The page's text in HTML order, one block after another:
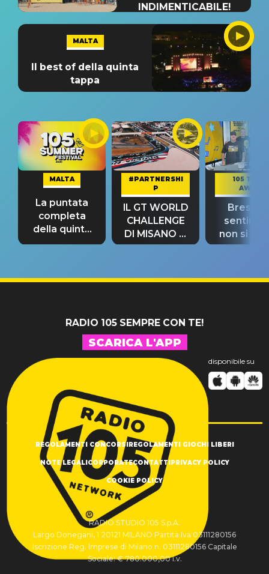
INDIMENTICABILE!
MALTA
Il best of della quinta
tappa
MALTA
La puntata
completa
della quinta
tappa
#PARTNERSHI
P
IL GT WORLD
CHALLENGE
DI MISANO si
riconferma
105 TAKE
AWAY
Bresh:
non si
fino alla
RADIO 105 SEMPRE CON TE!
SCARICA L'APP
disponibile su
REGOLAMENTI CONCORSIREGOLAMENTI GIOCHI LIBERI
NOTE LEGALICORPORATECONTATTIPRIVACY POLICY
COOKIE POLICY
RADIO STUDIO 105 S.p.A.
Largo Donegani, 1 20121 MILANO Partita Iva 03111280156
Iscrizione Reg. Imprese di Milano n. 03111280156 Capitale
Sociale: € 780.000,00 i.v.